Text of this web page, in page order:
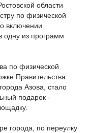
области
по физической
включении
одну из программ
по физической
Правительства
Азова, стало
подарок -
города, по переулку